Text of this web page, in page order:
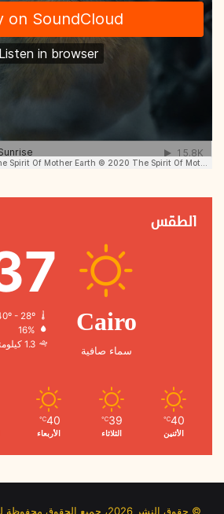
الطقس
Cairo
سماء صافية
40º - 28º
16%
1.3 كيلومتر/ساعة
40
℃
الأثنين
39
℃
الثلاثاء
40
℃
الأربعاء
© حقوق النشر 2026، جميع